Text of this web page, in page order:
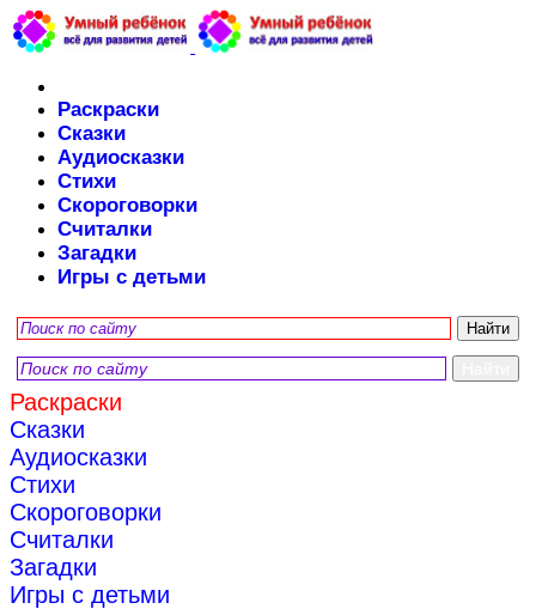
Раскраски
Сказки
Аудиосказки
Стихи
Скороговорки
Считалки
Загадки
Игры с детьми
Раскраски
Сказки
Аудиосказки
Стихи
Скороговорки
Считалки
Загадки
Игры с детьми